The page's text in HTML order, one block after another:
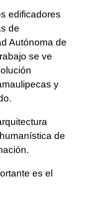
edificadores
de
Autónoma de
se ve
y
de
es el